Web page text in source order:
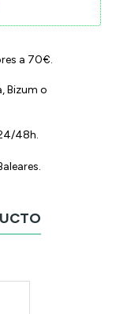
a 70€.
Bizum o
48h.